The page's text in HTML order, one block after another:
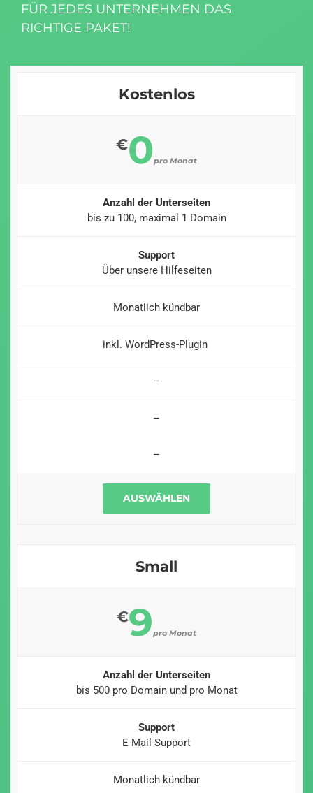
FÜR JEDES UNTERNEHMEN DAS
RICHTIGE PAKET!
Kostenlos
€0pro Monat
Anzahl der Unterseiten
bis zu 100, maximal 1 Domain
Support
Über unsere Hilfeseiten
Monatlich kündbar
inkl. WordPress-Plugin
–
–
–
AUSWÄHLEN
Small
€9pro Monat
Anzahl der Unterseiten
bis 500 pro Domain und pro Monat
Support
E-Mail-Support
Monatlich kündbar